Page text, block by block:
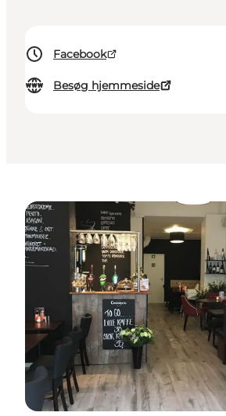
Facebook
Besøg hjemmeside